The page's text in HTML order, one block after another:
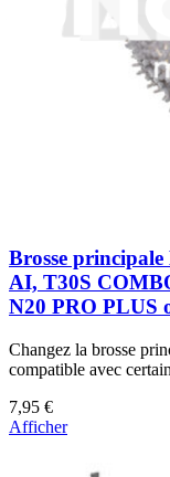
Afficher
Brosse
AI, T30S
N20 PRO PLUS
Changez la brosse
compatible avec
7,95 €
Afficher